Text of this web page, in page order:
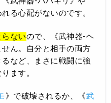
る心配がないのです。
ないので、《武神器-ヘ
ん。自分と相手の両方
など、まさに戦闘に強
ます。
》で破壊されるか、《武